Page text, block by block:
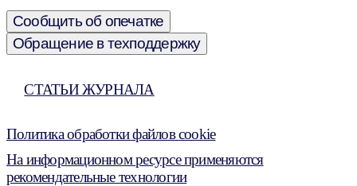
Сообщить об опечатке
Обращение в техподдержку
СТАТЬИ ЖУРНАЛА
Политика обработки файлов cookie
На информационном ресурсе применяются
рекомендательные технологии